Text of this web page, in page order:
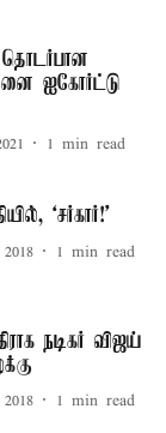
தொடர்பான
ஐகோர்ட்டு
1 min read
‘சர்கார்!’
1 min read
நடிகர் விஜய்
1 min read